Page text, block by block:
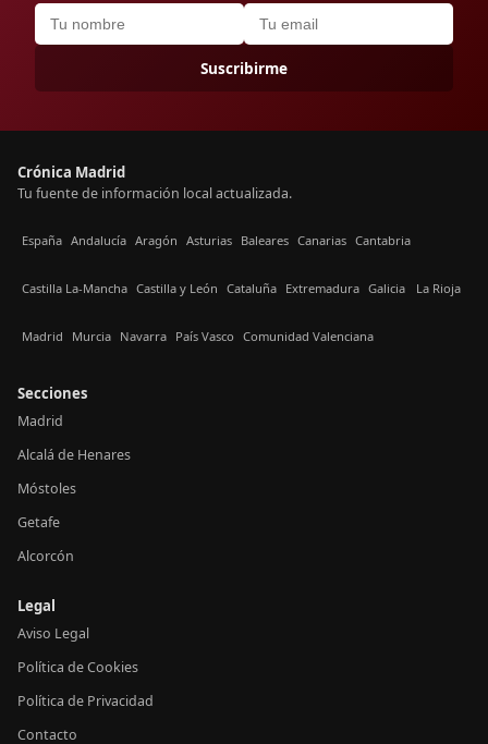
Suscribirme
Crónica Madrid
Tu fuente de información local actualizada.
España Andalucía Aragón Asturias Baleares Canarias Cantabria
Castilla La-Mancha Castilla y León Cataluña Extremadura Galicia La Rioja
Madrid Murcia Navarra País Vasco Comunidad Valenciana
Secciones
Madrid
Alcalá de Henares
Móstoles
Getafe
Alcorcón
Legal
Aviso Legal
Política de Cookies
Política de Privacidad
Contacto